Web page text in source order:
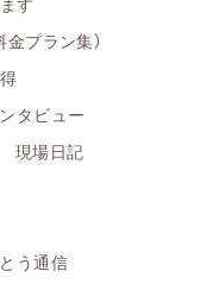
プラン集）
タビュー
現場日記
う通信